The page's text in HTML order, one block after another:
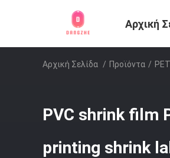
Αρχική
Αρχική Σελίδα / Προϊόντα /
PVC shrink film
printing shrink